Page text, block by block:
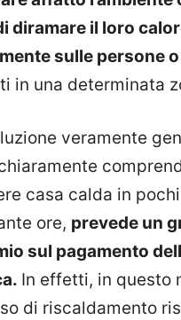
diramare il loro
sulle persone
in una determinata
veramente
casa calda in
ore, prevede un
sul pagamento
In effetti, in questo
di riscaldamento